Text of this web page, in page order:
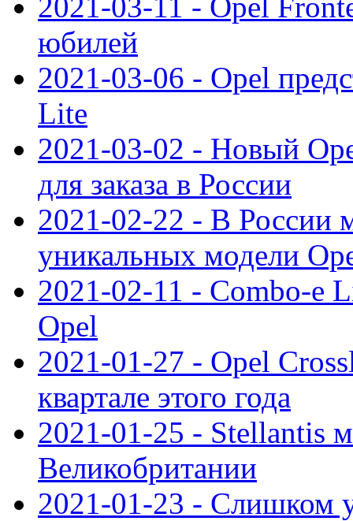
юбилей
2021-03-06 - Opel
Lite
2021-03-02 - Новый
для заказа в России
2021-02-22 - В России
уникальных модели
2021-02-11 - Combo-e
Opel
2021-01-27 - Opel
квартале этого года
2021-01-25 - Stellantis
Великобритании
2021-01-23 - Слишком